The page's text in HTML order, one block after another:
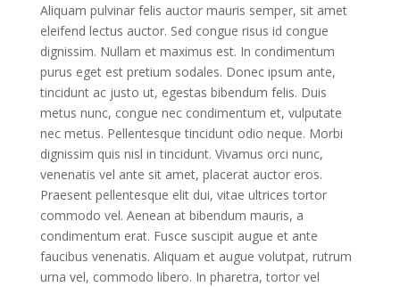
Aliquam pulvinar felis auctor mauris semper, sit amet
eleifend lectus auctor. Sed congue risus id congue
dignissim. Nullam et maximus est. In condimentum
purus eget est pretium sodales. Donec ipsum ante,
tincidunt ac justo ut, egestas bibendum felis. Duis
metus nunc, congue nec condimentum et, vulputate
nec metus. Pellentesque tincidunt odio neque. Morbi
dignissim quis nisl in tincidunt. Vivamus orci nunc,
venenatis vel ante sit amet, placerat auctor eros.
Praesent pellentesque elit dui, vitae ultrices tortor
commodo vel. Aenean at bibendum mauris, a
condimentum erat. Fusce suscipit augue et ante
faucibus venenatis. Aliquam et augue volutpat, rutrum
urna vel, commodo libero. In pharetra, tortor vel